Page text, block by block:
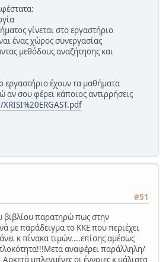
γίνεται στο εργαστήριο
ένας χώρος συνεργασίας
μεθόδους αναζήτησης και
εργαστήριο έχουν τα μαθήματα
αν σου φέρει κάποιος αντιρρήσεις
#51
βιβλίου παρατηρώ πως στην
με παράδειγμα το ΚΚΕ που περιέχει
κ πίνακα τιμών....επίσης αμέσως
αναφέρει παράλληλη/
μπλεγμένες οι έννοιες κ μάλιστα